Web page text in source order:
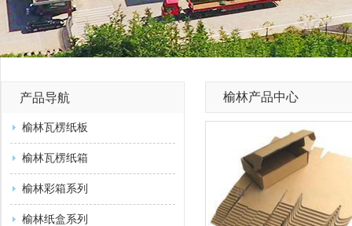
产品导航
榆林瓦楞纸板
榆林瓦楞纸箱
榆林彩箱系列
榆林纸盒系列
榆林产品中心